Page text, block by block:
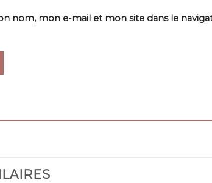
nom, mon e-mail et mon site dans le